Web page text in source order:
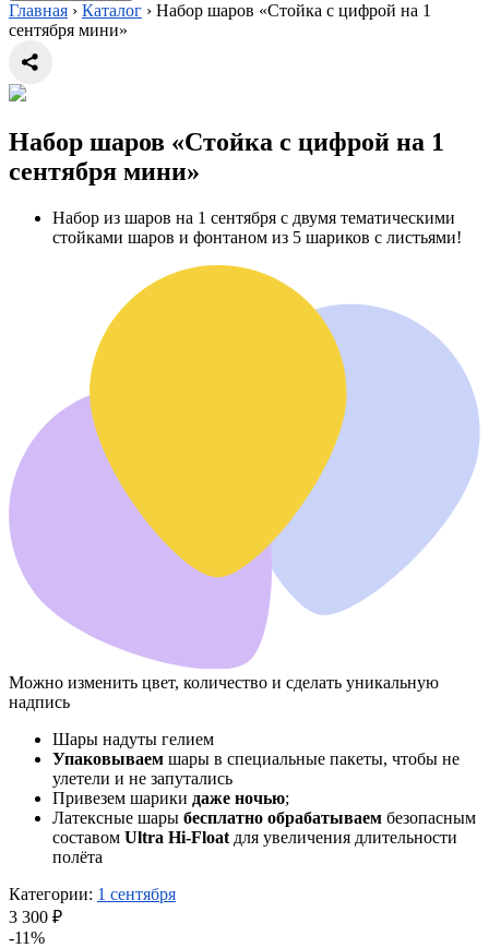
Главная › Каталог › Набор шаров «Стойка с цифрой на 1
сентября мини»
Набор шаров «Стойка с цифрой на 1
сентября мини»
Набор из шаров на 1 сентября с двумя тематическими
стойками шаров и фонтаном из 5 шариков с листьями!
Можно изменить цвет, количество и сделать уникальную
надпись
Шары надуты гелием
Упаковываем шары в специальные пакеты, чтобы не
улетели и не запутались
Привезем шарики даже ночью;
Латексные шары бесплатно обрабатываем безопасным
составом Ultra Hi-Float для увеличения длительности
полёта
Категории: 1 сентября
3 300 ₽
-11%